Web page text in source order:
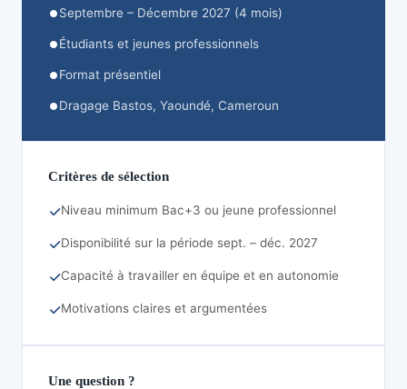
Septembre – Décembre 2027 (4 mois)
Étudiants et jeunes professionnels
Format présentiel
Dragage Bastos, Yaoundé, Cameroun
Critères de sélection
Niveau minimum Bac+3 ou jeune professionnel
Disponibilité sur la période sept. – déc. 2027
Capacité à travailler en équipe et en autonomie
Motivations claires et argumentées
Une question ?